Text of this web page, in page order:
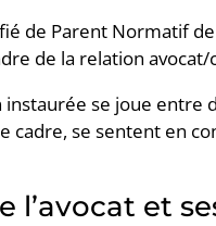
de Parent Normatif
de la relation avocat/
se joue entre
cadre, se sentent en
l’avocat et